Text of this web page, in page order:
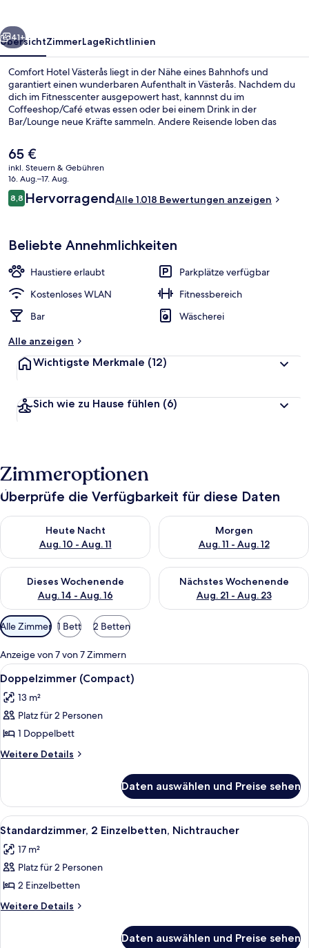
Weiter
41+
ÜbersichtZimmerLageRichtlinien
Comfort Hotel Västerås liegt in der Nähe eines Bahnhofs und
garantiert einen wunderbaren Aufenthalt in Västerås. Nachdem du
dich im Fitnesscenter ausgepowert hast, kannnst du im
Coffeeshop/Café etwas essen oder bei einem Drink in der
Bar/Lounge neue Kräfte sammeln. Andere Reisende loben das
Der
aktuelle
Preis
beträgt
65 €.
65 €
inkl. Steuern & Gebühren
16. Aug.–17. Aug.
Bewertungen
8,88,8 von 10.
HervorragendAlle 1.018 Bewertungen anzeigen
Beliebte Annehmlichkeiten
Haustiere erlaubt
Parkplätze verfügbar
Kostenloses WLAN
Fitnessbereich
Bar
Wäscherei
Alle anzeigen
Wichtigste Merkmale (12)
Sich wie zu Hause fühlen (6)
Zimmeroptionen
Überprüfe die Verfügbarkeit für diese Daten
Heute Nacht
Aug. 10 - Aug. 11
Überprüfe die Verfügbarkeit für heute Nacht, Aug. 10 - Aug.
Morgen
Aug. 11 - Aug. 12
Überprüfe die Verfügbarkeit
Dieses Wochenende
Aug. 14 - Aug. 16
Überprüfe die Verfügbarkeit für dieses Wochenende, Aug. 14
Nächstes Wochenende
Aug. 21 - Aug. 23
Überprüfe die Verfügbarkeit
Verfügbare
Filter
für
Zimmer
Alle Zimmer 1 Bett 2 Betten
Anzeige von 7 von 7 Zimmern
Alle
Fotos
für
Doppelzimmer
(Compact)
anzeigen
Ein Hotelzimmer mit Bett, einem
11
Doppelzimmer (Compact)
13 m²
Platz für 2 Personen
1 Doppelbett
Weitere Details
Weitere
(Compact)
Daten auswählen und Preise sehen
Alle
Fotos
für
Standardzimmer,
2 Einzelbetten,
Nichtraucher
Ein ordentlich eingerichtetes
4
Standardzimmer, 2 Einzelbetten, Nichtraucher
17 m²
Platz für 2 Personen
2 Einzelbetten
Weitere Details
Weitere
Daten auswählen und Preise sehen